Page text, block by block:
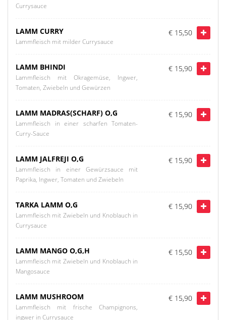
Currysauce
LAMM CURRY
Lammfleisch mit milder Currysauce
€ 15,50
LAMM BHINDI
Lammfleisch mit Okragemüse, Ingwer,
Tomaten, Zwiebeln und Gewürzen
€ 15,90
LAMM MADRAS(SCHARF) O,G
Lammfleisch in einer scharfen Tomaten-
Curry-Sauce
€ 15,90
LAMM JALFREJI O,G
Lammfleisch in einer Gewürzsauce mit
Paprika, Ingwer, Tomaten und Zwiebeln
€ 15,90
TARKA LAMM O,G
Lammfleisch mit Zwiebeln und Knoblauch in
Currysauce
€ 15,90
LAMM MANGO O,G,H
Lammfleisch mit Zwiebeln und Knoblauch in
Mangosauce
€ 15,50
LAMM MUSHROOM
Lammfleisch mit frische Champignons,
ingwer in Currysauce
€ 15,90